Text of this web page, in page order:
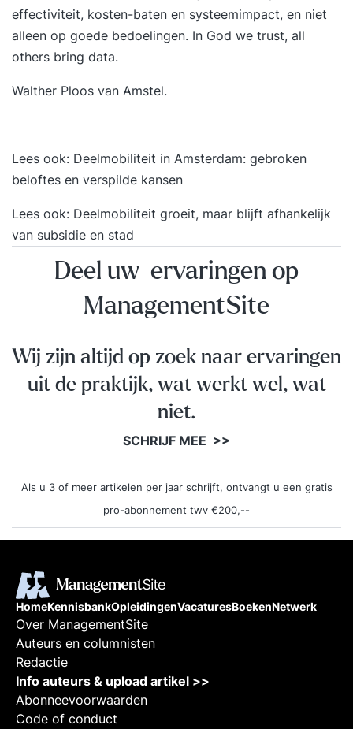
speelde geheim agent voor Prince en gebruikte
geregeld de verboden, maar voor veel portiers
onmisbare nekklem. Marcus blikt terug op jaren
hoofdstedelijke horeca. Hij snijdt
maar hij verklapt ook waar je het best je drugs
kunt verstoppen en hoe je gratis een
festivalterrein op kunt lopen. Kortom, een
luisterboek voor iedereen die van een feestje
houdt.
effectiviteit, kosten-baten en systeemimpact, en niet
alleen op goede bedoelingen. In God we trust, all
others bring data.
Walther Ploos van Amstel.
Lees ook: Deelmobiliteit in Amsterdam: gebroken
beloftes en verspilde kansen
Lees ook: Deelmobiliteit groeit, maar blijft afhankelijk
van subsidie en stad
Deel uw ervaringen op
ManagementSite
Wij zijn altijd op zoek naar ervaringen
uit de praktijk, wat werkt wel, wat
niet.
SCHRIJF MEE >>
Als u 3 of meer artikelen per jaar schrijft, ontvangt u een gratis
pro-abonnement twv €200,--
HomeKennisbankOpleidingenVacaturesBoekenNetwerk
Over ManagementSite
Auteurs en columnisten
Redactie
Info auteurs & upload artikel >>
Abonneevoorwaarden
Code of conduct